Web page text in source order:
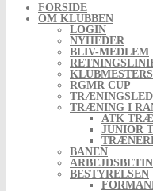
FORSIDE
OM KLUBBEN
LOGIN
NYHEDER
BLIV-MEDLEM
RGMR CUP
TRÆNING I
ATK
JUNIOR
BANEN
BESTYRELSEN